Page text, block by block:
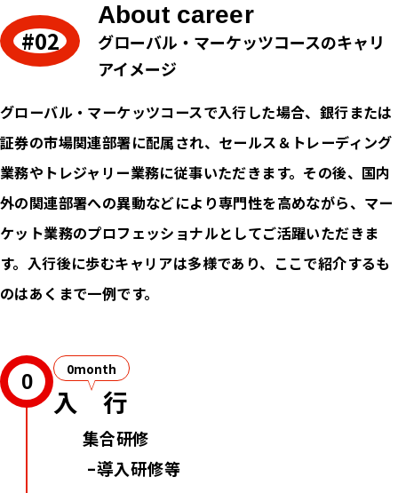
About career
グローバル・マーケッツコースのキャリ
アイメージ
グローバル・マーケッツコースで入行した場合、銀行または
証券の市場関連部署に配属され、セールス＆トレーディング
業務やトレジャリー業務に従事いただきます。その後、国内
外の関連部署への異動などにより専門性を高めながら、マー
ケット業務のプロフェッショナルとしてご活躍いただきま
す。入行後に歩むキャリアは多様であり、ここで紹介するも
のはあくまで一例です。
0
0month
入行
集合研修
導入研修等